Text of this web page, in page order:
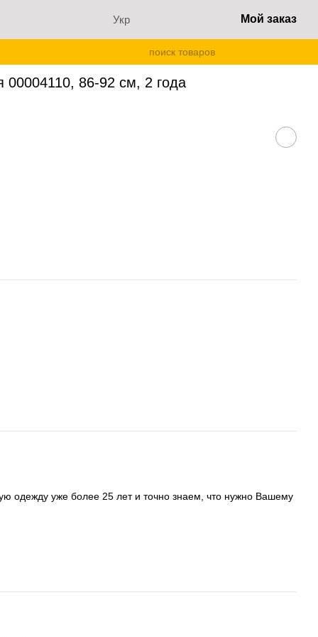
Укр Мой заказ
00004110, 86-92 см, 2 года
00004110, 86-92 см, 2 года
одежду уже более 25 лет и точно знаем, что нужно Вашему